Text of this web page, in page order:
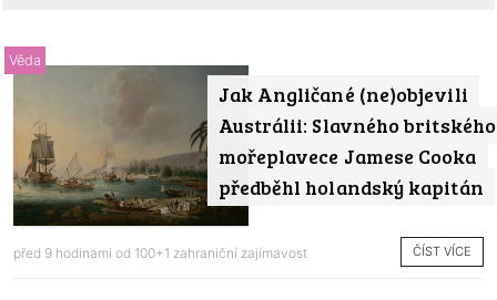
Jak Angličané (ne)objevili
Austrálii: Slavného britského
mořeplavece Jamese Cooka
předběhl holandský kapitán
Věda
před 9 hodinami od 100+1 zahraniční zajímavost ČÍST VÍCE